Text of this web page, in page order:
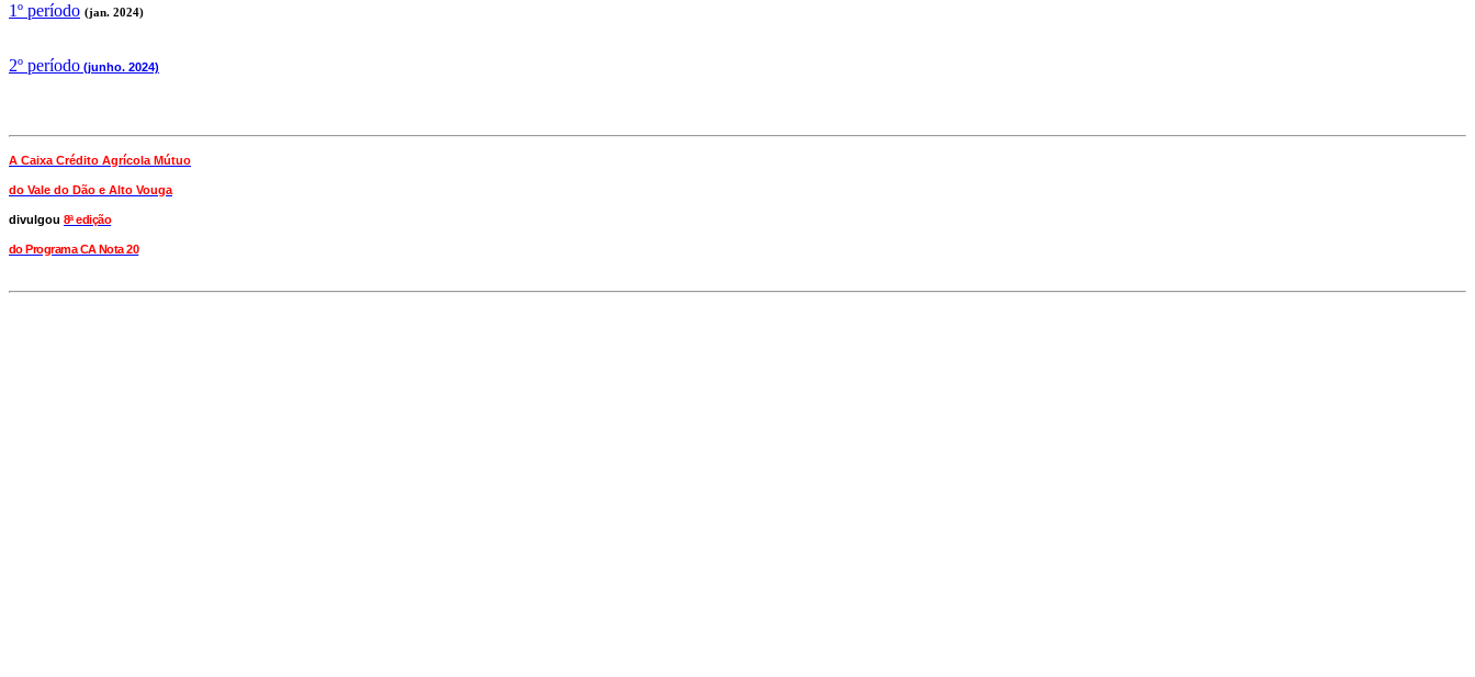
1º período (jan. 2024)
2º período (junho. 2024)
A Caixa Crédito Agrícola Mútuo
do Vale do Dão e Alto Vouga
divulgou 8ª edição
do Programa CA Nota 20